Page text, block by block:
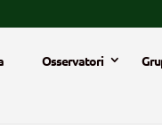
Osservatori